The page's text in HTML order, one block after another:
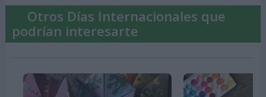
Otros Días Internacionales que
podrían interesarte